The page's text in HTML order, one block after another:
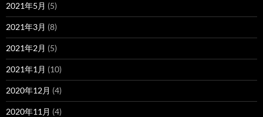
2021年5月 (5)
2021年3月 (8)
2021年2月 (5)
2021年1月 (10)
2020年12月 (4)
2020年11月 (4)